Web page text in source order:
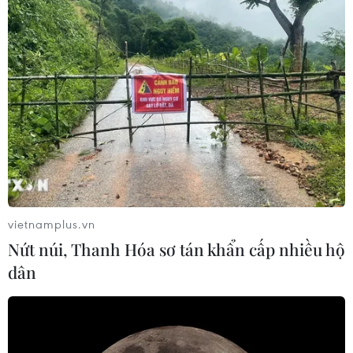
Tổng thống Donald Trump có tiếp tục giữ thế đa số trong
Quốc hội hay sẽ phải đối mặt với viễn cảnh phe Dân
chủ chiếm đa số.
vietnamplus.vn
Nứt núi, Thanh Hóa sơ tán khẩn cấp nhiều hộ
dân